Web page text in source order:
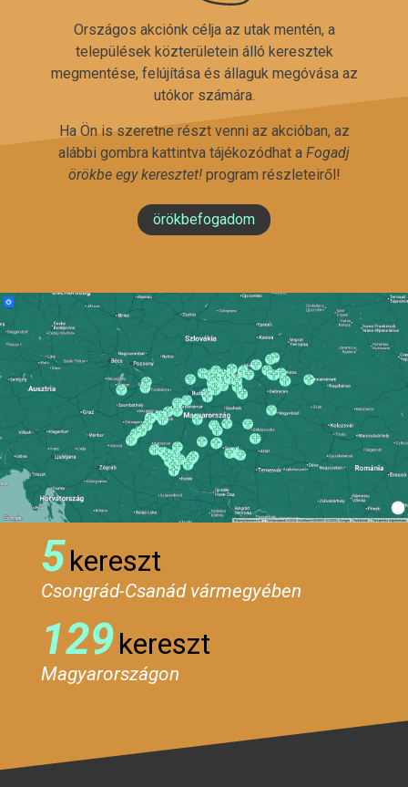
Országos akciónk célja az utak mentén, a
települések közterületein álló keresztek
megmentése, felújítása és állaguk megóvása az
utókor számára.
Ha Ön is szeretne részt venni az akcióban, az
alábbi gombra kattintva tájékozódhat a Fogadj
örökbe egy keresztet!program részleteiről!
örökbefogadom
5kereszt
Csongrád-Csanád vármegyében
129kereszt
Magyarországon